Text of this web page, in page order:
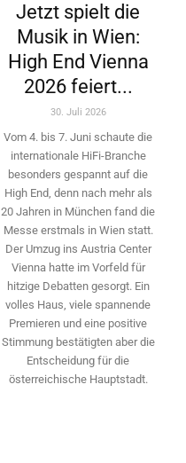
Jetzt spielt die
Musik in Wien:
High End Vienna
2026 feiert...
30. Juli 2026
Vom 4. bis 7. Juni schaute die
internationale HiFi-Branche
besonders gespannt auf die
High End, denn nach mehr als
20 Jahren in München fand die
Messe erstmals in Wien statt.
Der Umzug ins Austria Center
Vienna hatte im Vorfeld für
hitzige Debatten gesorgt. Ein
volles Haus, viele spannende
Premieren und eine positive
Stimmung bestätigten aber die
Entscheidung für die
österreichische Hauptstadt.